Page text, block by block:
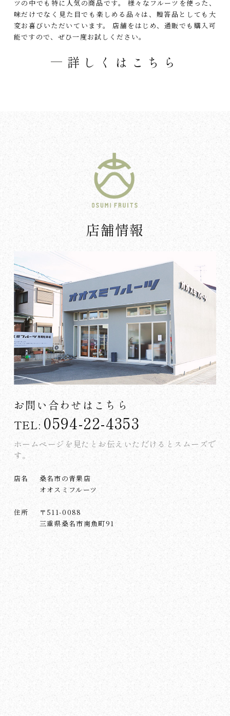
ツの中でも特に人気の商品です。
様々なフルーツを使った、
味だけでなく見た目でも楽しめる品々は、贈答品としても大
変お喜びいただいています。
店舗をはじめ、通販でも購入可
能ですので、ぜひ一度お試しください。
詳しくはこちら
店舗情報
お問い合わせはこちら
TEL: 0594-22-4353
ホームページを見たとお伝えいただけるとスムーズで
す。
店名
桑名市の青果店
オオスミフルーツ
住所
〒511-0088
三重県桑名市南魚町91